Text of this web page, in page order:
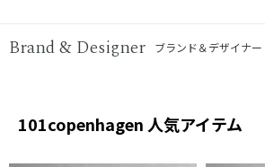
Brand & Designer ブランド＆デザイナー
101copenhagen 人気アイテム